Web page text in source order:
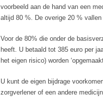
voorbeeld aan de hand van een
altijd 80 %. De overige 20 %
Voor de 80% die onder de
heeft. U betaald tot 385 euro per
het eigen risico) worden
U kunt de eigen bijdrage
zorgverlener of een andere